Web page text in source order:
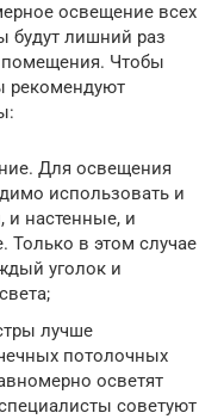
освещение всех
будут лишний раз
Чтобы
рекомендуют
Для освещения
использовать и
и настенные, и
Только в этом случае
уголок и
лучше
потолочных
осветят
советуют